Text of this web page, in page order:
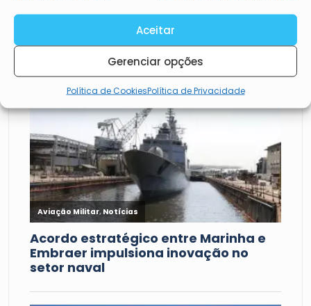
Aceitar
Gerenciar opções
Política de CookiesPolítica de Privacidade
Mais lidas